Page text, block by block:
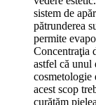
sistem de
pătrunderea
permite
Concentraţia
astfel că unul
cosmetologie
acest scop
curăţăm